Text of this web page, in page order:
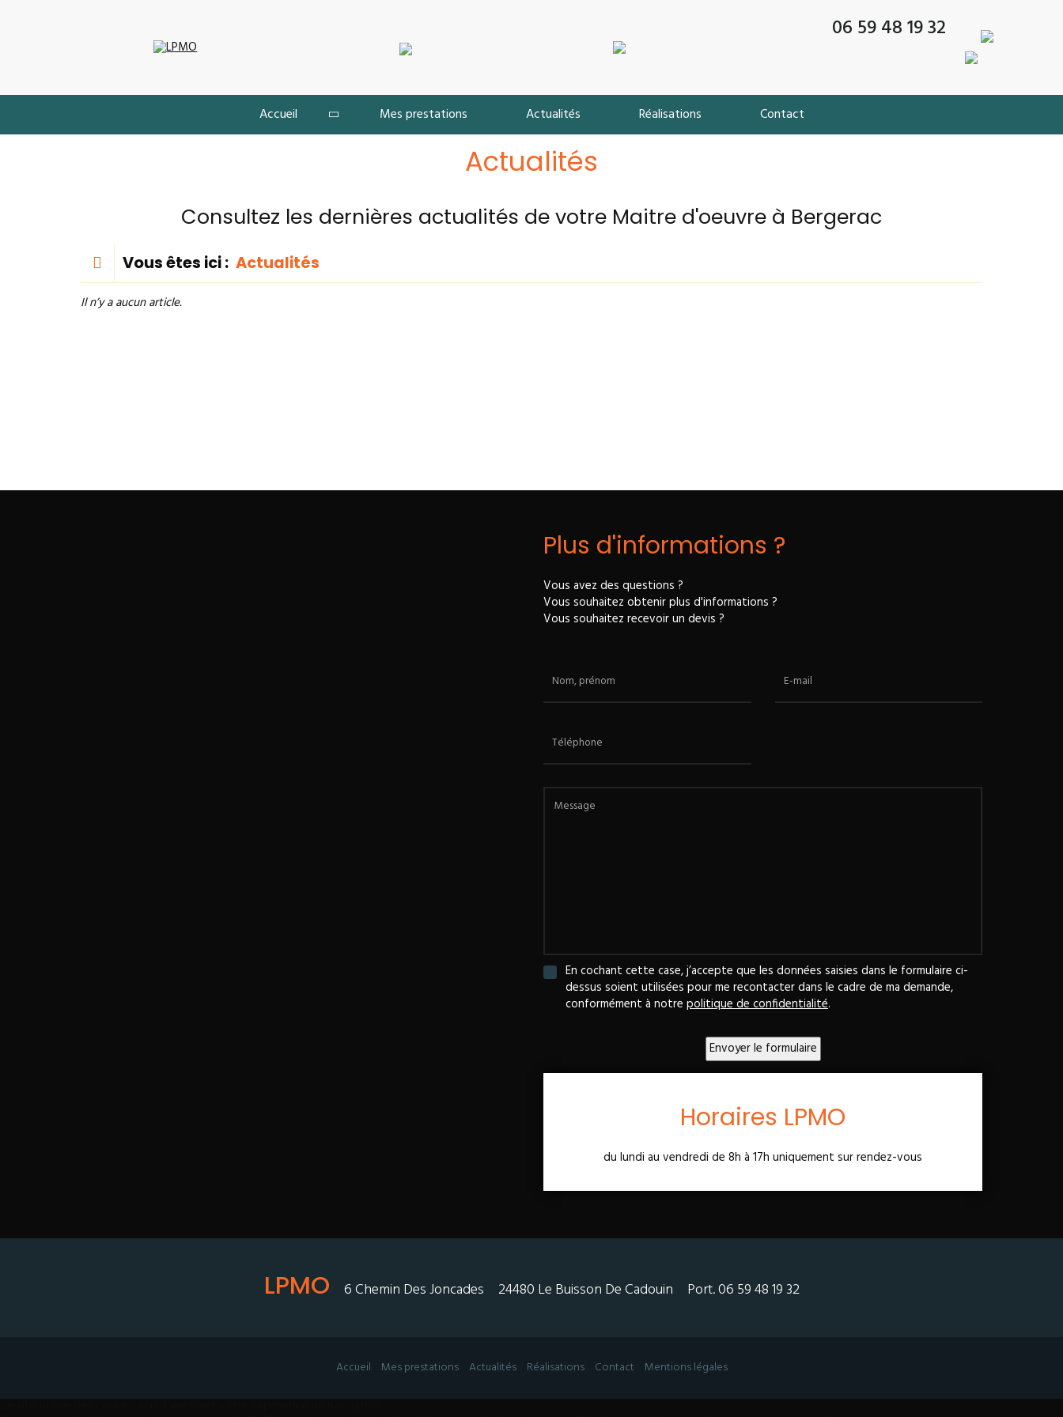
06 59 48 19 32
Accueil Mes prestations Actualités Réalisations Contact
Actualités
Consultez les dernières actualités de votre Maitre d'oeuvre à Bergerac
Vous êtes ici : Actualités
Il n’y a aucun article.
Plus d'informations ?
Vous avez des questions ?
Vous souhaitez obtenir plus d'informations ?
Vous souhaitez recevoir un devis ?
Nom, prénom E-mail
Téléphone
Message
En cochant cette case, j’accepte que les données saisies dans le formulaire ci-
dessus soient utilisées pour me recontacter dans le cadre de ma demande,
conformément à notre politique de confidentialité.
Horaires LPMO
du lundi au vendredi de 8h à 17h uniquement sur rendez-vous
LPMO 6 Chemin Des Joncades 24480 Le Buisson De Cadouin Port.06 59 48 19 32
Accueil Mes prestations Actualités Réalisations Contact Mentions légales